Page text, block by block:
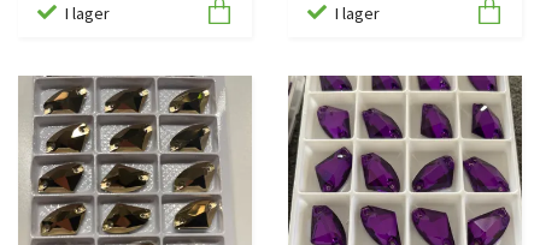
I lager I lager